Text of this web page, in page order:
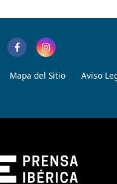
Mapa del Sitio Aviso